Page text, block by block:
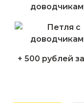
+ 500 рублей